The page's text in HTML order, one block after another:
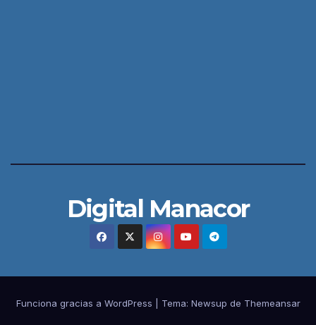
Digital Manacor
Funciona gracias a WordPress Tema: Newsup de Themeansar